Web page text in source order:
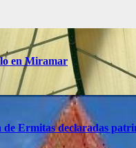
en Miramar
de Ermitas declaradas